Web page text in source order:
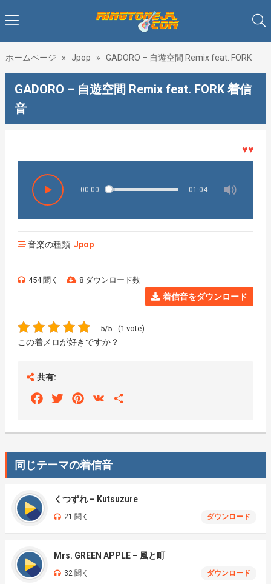
ホームページ » Jpop » GADORO – 自遊空間 Remix feat. FORK
GADORO – 自遊空間 Remix feat. FORK 着信
音
♥♥♥着メ
00:00 01:04
音楽の種類: Jpop
454 聞く 8 ダウンロード数
着信音をダウンロード
5/5 - (1 vote)
この着メロが好きですか？
共有:
FacebookTwitterPinterest
VK
同じテーマの着信音
くつずれ – Kutsuzure
21 聞く ダウンロード
Mrs. GREEN APPLE – 風と町
32 聞く ダウンロード